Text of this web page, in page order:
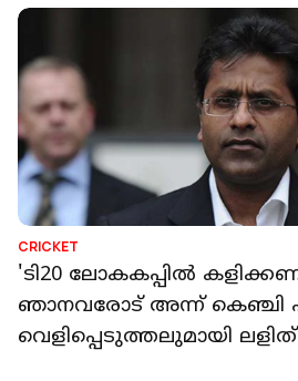
CRICKET
'ടി20 ലോകകപ്പില്‍
ഞാനവരോട് അന്ന് കെഞ്ചി
വെളിപ്പെടുത്തലുമായി